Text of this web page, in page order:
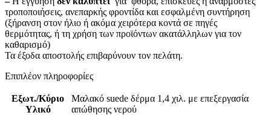
τροποποιήσεις, ανεπαρκής φροντίδα και εσφαλμένη συντήρηση
(ξήρανση στον ήλιο ή ακόμα χειρότερα κοντά σε πηγές
θερμότητας, ή τη χρήση των προϊόντων ακατάλληλων για τον
καθαρισμό)
Τα έξοδα αποστολής επιβαρύνουν τον πελάτη.
Επιπλέον πληροφορίες
Εξωτ./Κύριο
Υλικό
Μαλακό suede δέρμα 1,4 χιλ. με επεξεργασία
απώθησης νερού